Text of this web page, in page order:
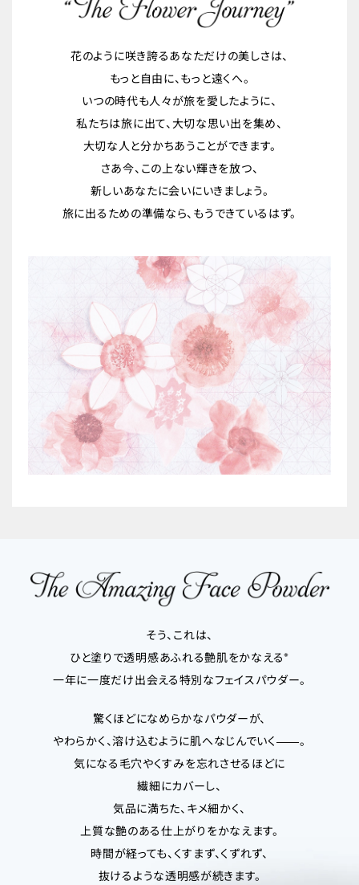
花のように咲き誇るあなただけの美しさは、
もっと自由に、もっと遠くへ。
いつの時代も人々が旅を愛したように、
私たちは旅に出て、大切な思い出を集め、
大切な人と分かちあうことができます。
さあ今、この上ない輝きを放つ、
新しいあなたに会いにいきましょう。
旅に出るための準備なら、もうできているはず。
そう、これは、
ひと塗りで透明感あふれる艶肌をかなえる※
一年に一度だけ出会える特別なフェイスパウダー。
驚くほどになめらかなパウダーが、
やわらかく、溶け込むように肌へなじんでいく――。
気になる毛穴やくすみを忘れさせるほどに
繊細にカバーし、
気品に満ちた、キメ細かく、
上質な艶のある仕上がりをかなえます。
時間が経っても、くすまず、くずれず、
抜けるような透明感が続きます。